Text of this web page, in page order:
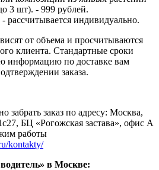
3 шт). - 999 рублей.
индивидуально.
от объема и просчитываются
клиента. Стандартные сроки
информацию по доставке вам
заказа.
забрать заказ по адресу: Москва,
БЦ «Рогожская застава», офис А
работы
kontakty/
в Москве: